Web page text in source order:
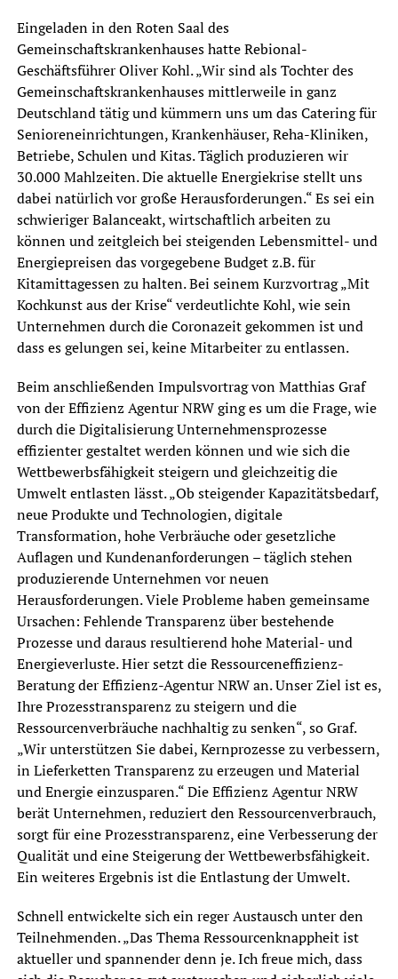
Eingeladen in den Roten Saal des
Gemeinschaftskrankenhauses hatte Rebional-
Geschäftsführer Oliver Kohl. „Wir sind als Tochter des
Gemeinschaftskrankenhauses mittlerweile in ganz
Deutschland tätig und kümmern uns um das Catering für
Senioreneinrichtungen, Krankenhäuser, Reha-Kliniken,
Betriebe, Schulen und Kitas. Täglich produzieren wir
30.000 Mahlzeiten. Die aktuelle Energiekrise stellt uns
dabei natürlich vor große Herausforderungen.“ Es sei ein
schwieriger Balanceakt, wirtschaftlich arbeiten zu
können und zeitgleich bei steigenden Lebensmittel- und
Energiepreisen das vorgegebene Budget z.B. für
Kitamittagessen zu halten. Bei seinem Kurzvortrag „Mit
Kochkunst aus der Krise“ verdeutlichte Kohl, wie sein
Unternehmen durch die Coronazeit gekommen ist und
dass es gelungen sei, keine Mitarbeiter zu entlassen.
Beim anschließenden Impulsvortrag von Matthias Graf
von der Effizienz Agentur NRW ging es um die Frage, wie
durch die Digitalisierung Unternehmensprozesse
effizienter gestaltet werden können und wie sich die
Wettbewerbsfähigkeit steigern und gleichzeitig die
Umwelt entlasten lässt. „Ob steigender Kapazitätsbedarf,
neue Produkte und Technologien, digitale
Transformation, hohe Verbräuche oder gesetzliche
Auflagen und Kundenanforderungen – täglich stehen
produzierende Unternehmen vor neuen
Herausforderungen. Viele Probleme haben gemeinsame
Ursachen: Fehlende Transparenz über bestehende
Prozesse und daraus resultierend hohe Material- und
Energieverluste. Hier setzt die Ressourceneffizienz-
Beratung der Effizienz-Agentur NRW an. Unser Ziel ist es,
Ihre Prozesstransparenz zu steigern und die
Ressourcenverbräuche nachhaltig zu senken“, so Graf.
„Wir unterstützen Sie dabei, Kernprozesse zu verbessern,
in Lieferketten Transparenz zu erzeugen und Material
und Energie einzusparen.“ Die Effizienz Agentur NRW
berät Unternehmen, reduziert den Ressourcenverbrauch,
sorgt für eine Prozesstransparenz, eine Verbesserung der
Qualität und eine Steigerung der Wettbewerbsfähigkeit.
Ein weiteres Ergebnis ist die Entlastung der Umwelt.
Schnell entwickelte sich ein reger Austausch unter den
Teilnehmenden. „Das Thema Ressourcenknappheit ist
aktueller und spannender denn je. Ich freue mich, dass